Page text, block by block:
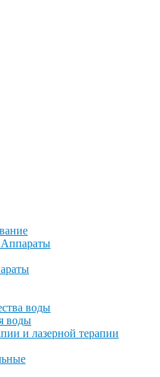
воды
воды
и лазерной терапии